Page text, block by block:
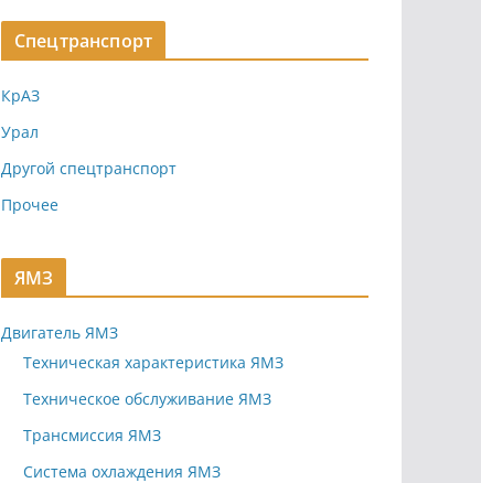
Спецтранспорт
КрАЗ
Урал
Другой спецтранспорт
Прочее
ЯМЗ
Двигатель ЯМЗ
Техническая характеристика ЯМЗ
Техническое обслуживание ЯМЗ
Трансмиссия ЯМЗ
Система охлаждения ЯМЗ